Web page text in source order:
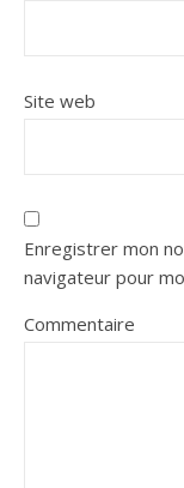
Site web
Enregistrer mon
navigateur pour
Commentaire